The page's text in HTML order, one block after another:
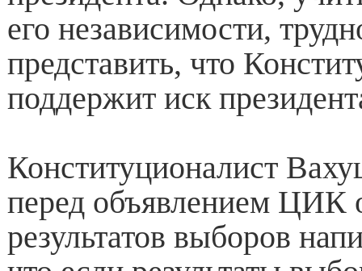
его независимости,
представить, что
поддержит иск
Конституционалист
перед объявлением ЦИК
результатов выборов